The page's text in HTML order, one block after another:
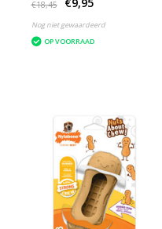
€18,45
Nog niet gewaardeerd
OP VOORRAAD